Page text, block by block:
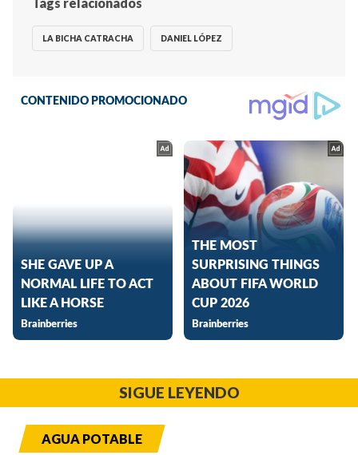
Tags relacionados
LA BICHA CATRACHA DANIEL LÓPEZ
SIGUE LEYENDO
AGUA POTABLE